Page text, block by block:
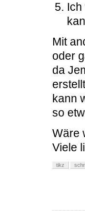
Mit
oder
da
kann
so
Wäre
Viele
tikz